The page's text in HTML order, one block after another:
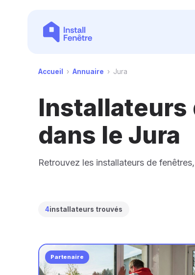
Accueil › Annuaire › Jura
Installateurs
dans le Jura
Retrouvez les installateurs de
4installateurs trouvés
Partenaire